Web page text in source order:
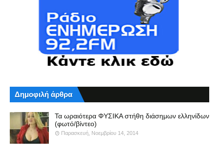
Δημοφιλή άρθρα
Τα ωραιότερα ΦΥΣΙΚΑ στήθη διάσημων ελληνίδων
(φωτό/βίντεο)
Παρασκευή, Νοεμβρίου 14, 2014